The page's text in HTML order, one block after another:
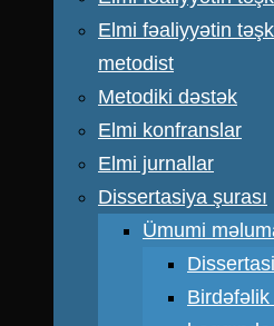
Elmi fəaliyyətin
metodist
Metodiki dəstək
Elmi konfranslar
Elmi jurnallar
Dissertasiya şurası
Ümumi
Birdəfəlik